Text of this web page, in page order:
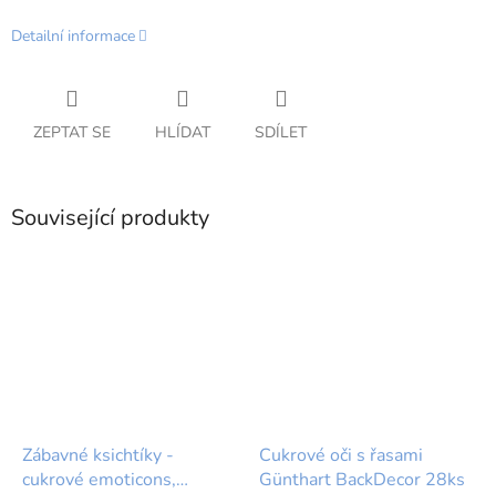
Detailní informace
ZEPTAT SE HLÍDAT SDÍLET
Související produkty
Zábavné ksichtíky -
cukrové emoticons,
Cukrové oči s řasami
Günthart BackDecor 28ks